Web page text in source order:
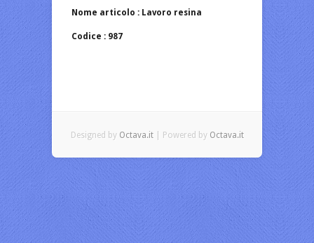
Nome articolo : Lavoro resina
Codice : 987
Designed by Octava.it| Powered by Octava.it